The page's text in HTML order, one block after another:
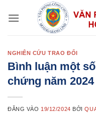
qua
NGHIÊN CỨU TRAO ĐỔI
Bình luận một
chứng năm 2024
ĐĂNG VÀO 19/12/2024 BỞI